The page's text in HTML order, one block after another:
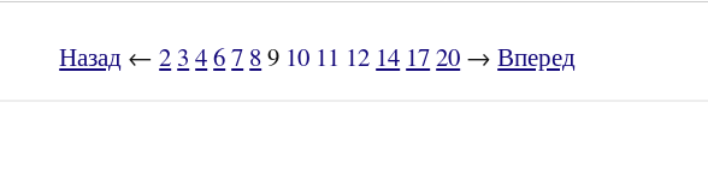
Назад ← 2 3 467 89 10 11 12 14 1720 →Вперед